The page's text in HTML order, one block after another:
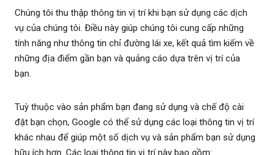
Chúng tôi thu thập thông tin vị trí khi bạn sử dụng các dịch
vụ của chúng tôi. Điều này giúp chúng tôi cung cấp những
tính năng như thông tin chỉ đường lái xe, kết quả tìm kiếm về
những địa điểm gần bạn và quảng cáo dựa trên vị trí của
bạn.
Tuỳ thuộc vào sản phẩm bạn đang sử dụng và chế độ cài
đặt bạn chọn, Google có thể sử dụng các loại thông tin vị trí
khác nhau để giúp một số dịch vụ và sản phẩm bạn sử dụng
hữu ích hơn. Các loại thông tin vị trí này bao gồm: